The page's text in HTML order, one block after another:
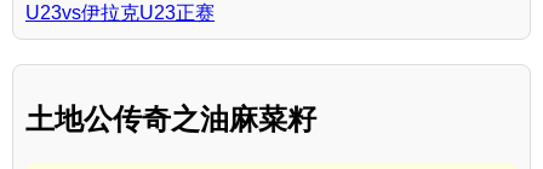
U23vs伊拉克U23正赛
土地公传奇之油麻菜籽